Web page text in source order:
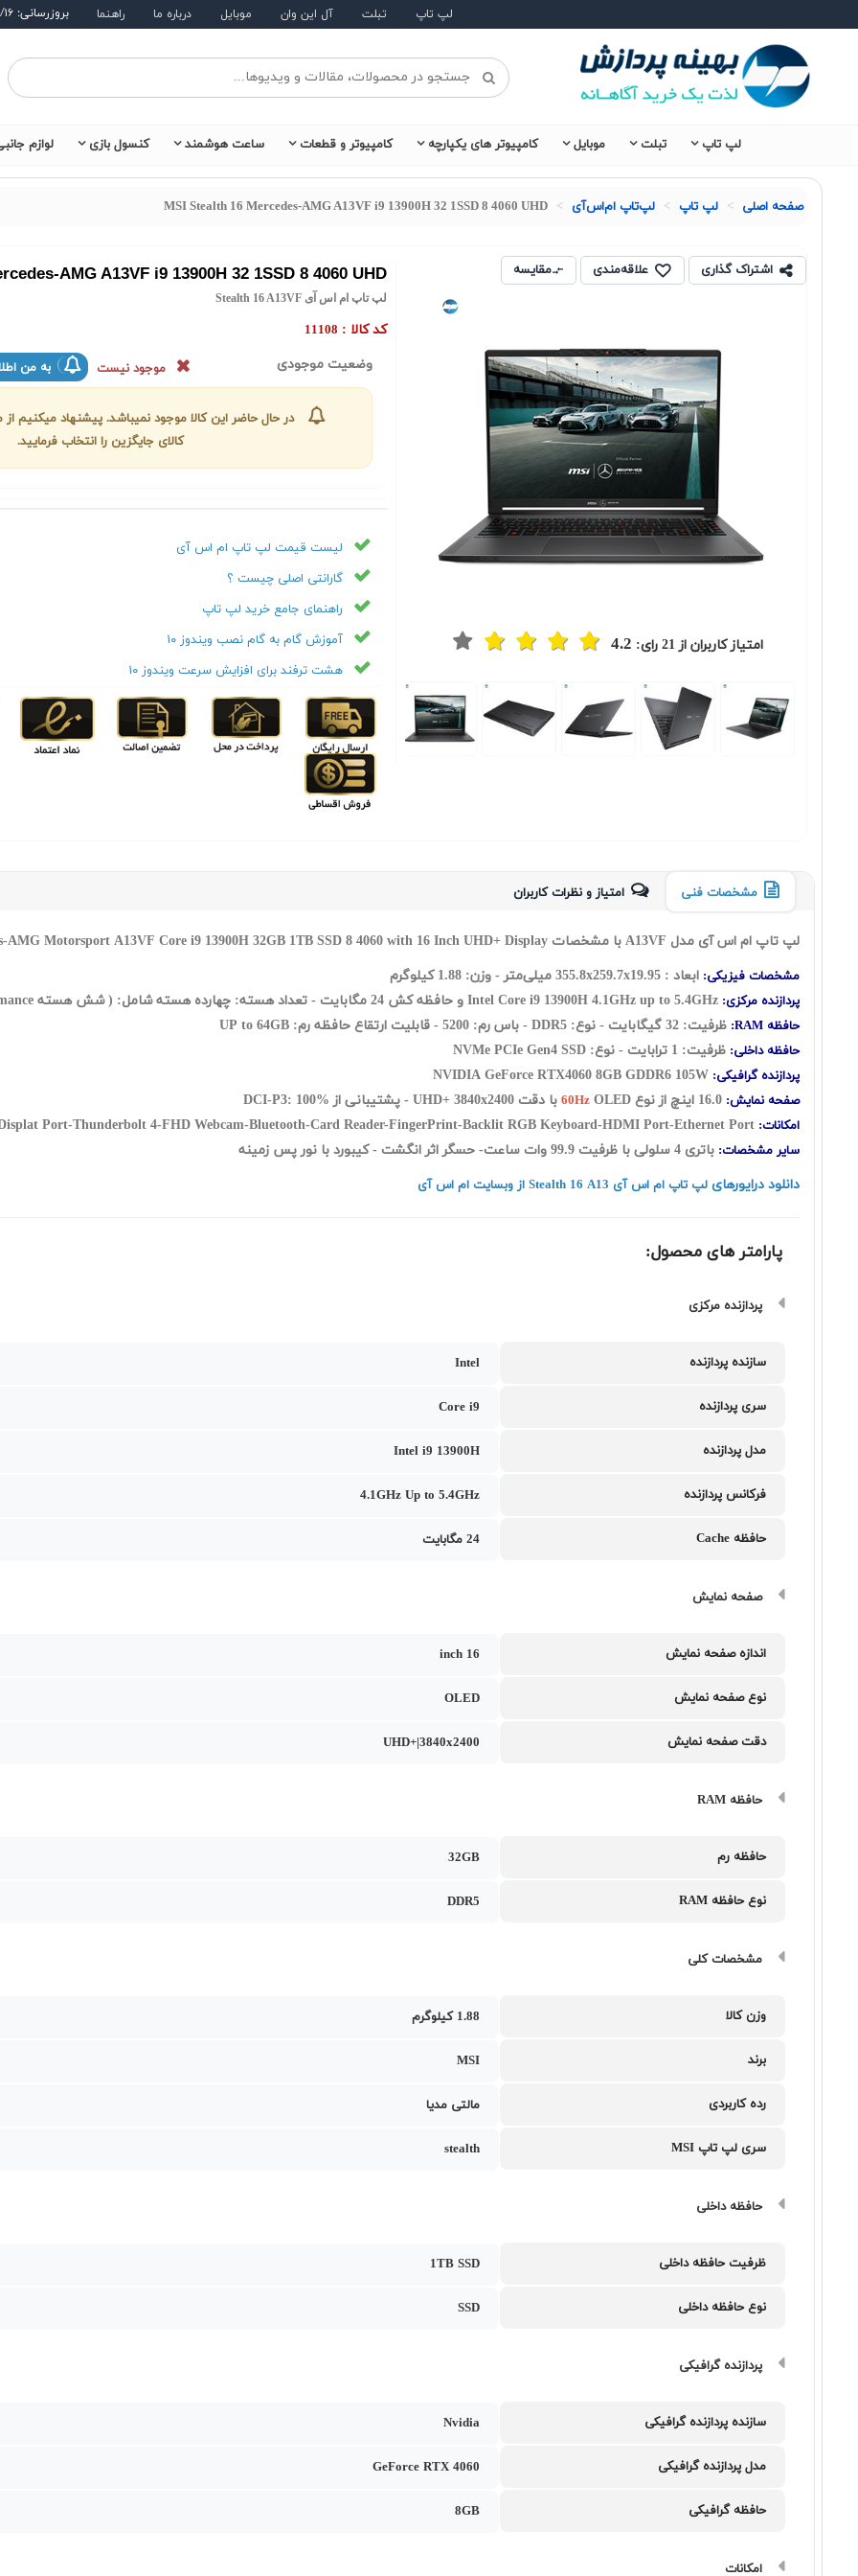
لپ تاپ تبلت آل این وان موبایل درباره ما راهنما بروزرسانی: ۱۴۰۵/۵/۱۶
لپ تاپ تبلت موبایل کامپیوتر های یکپارچه کامپیوتر و قطعات ساعت هوشمند کنسول بازی لوازم
صفحه اصلی لپ تاپ لپ‌تاپ ام‌اس‌آی MSI Stealth 16 Mercedes-AMG A13VF i9 13900H 32 1SSD 8 4060 UHD
اشتراک گذاری علاقه‌مندی مقایسه
امتیاز کاربران از21رای: 4.2
AMG A13VF i9 13900H 32 1SSD 8 4060 UHD
لپ تاپ ام اس آی Stealth 16 A13VF
کد کالا : 11108
وضعیت موجودی موجود نیست به من
در حال حاضر این کالا موجود نمیباشد. پیشنهاد میکنیم
کالای جایگزین را انتخاب فرمایید.
لیست قیمت لپ تاپ ام اس آی
گارانتی اصلی چیست ؟
راهنمای جامع خرید لپ تاپ
آموزش گام به گام نصب ویندوز ۱۰
هشت ترفند برای افزایش سرعت ویندوز ۱۰
مشخصات فنی امتیاز و نظرات کاربران
لپ تاپ ام اس آی مدل A13VF با مشخصات MSI Stealth 16 Mercedes-AMG Motorsport A13VF Core i9 13900H 32GB 1TB SSD 8 4060 with 16 Inch UHD+ Display
مشخصات فیزیکی: ابعاد : 355.8x259.7x19.95 میلی‌متر - وزن: 1.88 کیلوگرم
پردازنده مرکزی:
حافظه RAM: ظرفیت: 32 گیگابایت - نوع: DDR5 - باس رم: 5200 - قابلیت ارتقاع حافظه رم: UP to 64GB
حافظه داخلی: ظرفیت: 1 ترابایت - نوع: NVMe PCIe Gen4 SSD
پردازنده گرافیکی: NVIDIA GeForce RTX4060 8GB GDDR6 105W
صفحه نمایش: 60Hz OLED با دقت UHD+ 3840x2400 - پشتیبانی از DCI-P3: 100%
امکانات:
سایر مشخصات: باتری 4 سلولی با ظرفیت 99.9 وات ساعت- حسگر اثر انگشت - کیبورد با نور پس زمینه
دانلود درایورهایلپ تاپ ام اس آی Stealth 16 A13 از وبسایت ام اس آی
پارامتر های محصول:
پردازنده مرکزی
سازنده پردازنده Intel
سری پردازنده Core i9
مدل پردازنده Intel i9 13900H
فرکانس پردازنده 4.1GHz Up to 5.4GHz
حافظه Cache 24 مگابایت
صفحه نمایش
اندازه صفحه نمایش 16 inch
نوع صفحه نمایش OLED
دقت صفحه نمایش UHD+|3840x2400
حافظه RAM
حافظه رم 32GB
نوع حافظه RAM DDR5
مشخصات کلی
وزن کالا 1.88 کیلوگرم
برند MSI
رده کاربردی مالتی مدیا
سری لپ تاپ MSI stealth
حافظه داخلی
ظرفیت حافظه داخلی 1TB SSD
نوع حافظه داخلی SSD
پردازنده گرافیکی
سازنده پردازنده گرافیکی Nvidia
مدل پردازنده گرافیکی GeForce RTX 4060
حافظه گرافیکی 8GB
امکانات